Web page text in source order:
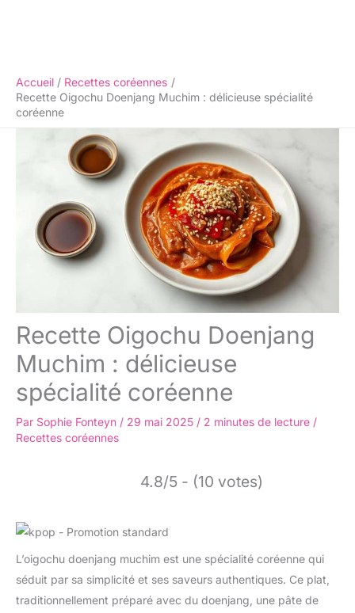
Accueil
Recettes coréennes
Recette Oigochu Doenjang Muchim : délicieuse spécialité
coréenne
Recette Oigochu Doenjang
Muchim : délicieuse
spécialité coréenne
Par Sophie Fonteyn / 29 mai 2025 / 2 minutes de lecture /
Recettes coréennes
4.8/5 - (10 votes)
L’oigochu doenjang muchim est une spécialité coréenne qui
séduit par sa simplicité et ses saveurs authentiques. Ce plat,
traditionnellement préparé avec du doenjang, une pâte de